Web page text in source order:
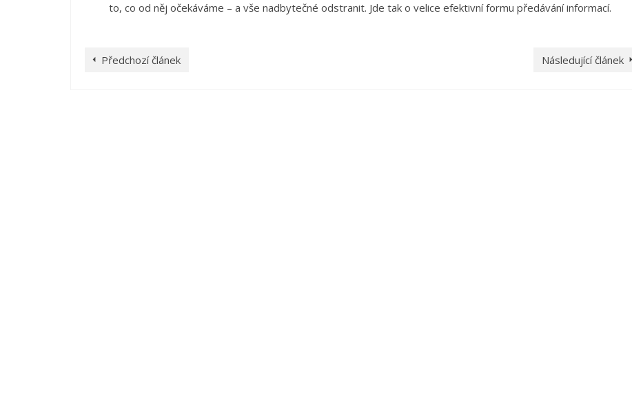
to, co od něj očekáváme – a vše nadbytečné odstranit. Jde tak o velice efektivní formu předávání informací.
Předchozí článek Následující článek